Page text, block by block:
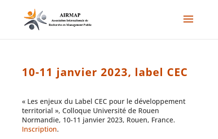
10-11 janvier 2023, label CEC
« Les enjeux du Label CEC pour le développement
territorial », Colloque Université de Rouen
Normandie, 10-11 janvier 2023, Rouen, France.
Inscription.